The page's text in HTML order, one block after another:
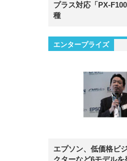
プラス対応「PX-
種
エンタープライズ
エプソン、低価格ビ
クターなど6モデルを